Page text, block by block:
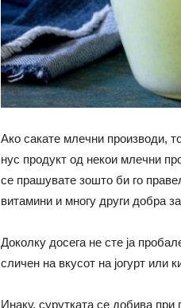
Ако сакате млечни производи,
нус продукт од некои млечни
се прашувате зошто би го
витамини и многу други добра
Доколку досега не сте ја
сличен на вкусот на јогурт или
Инаку, сурутката се добива